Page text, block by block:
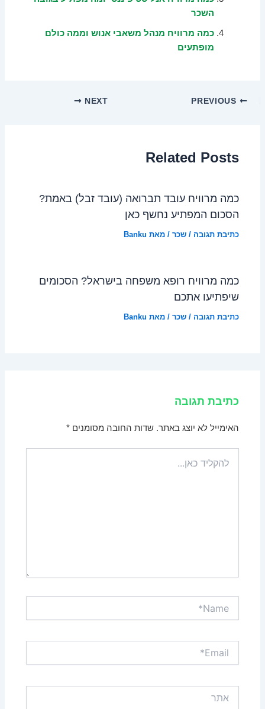
השכר
כמה מרוויח מנהל משאבי אנוש וממה כולם
מופתעים
NEXT
Related Posts
כמה מרוויח עובד תברואה (עובד זבל) באמת?
הסכום המפתיע נחשף כאן
כתיבת תגובה /שכר / מאת Banku
כמה מרוויח רופא משפחה בישראל? הסכומים
שיפתיעו אתכם
כתיבת תגובה /שכר / מאת Banku
כתיבת תגובה
האימייל לא יוצג באתר. שדות החובה מסומנים*
כאן...